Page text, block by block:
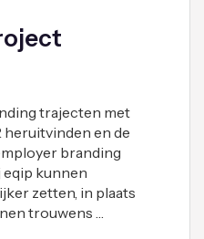
trajecten met
heruitvinden en de
branding
eqip kunnen
zetten, in plaats
trouwens …